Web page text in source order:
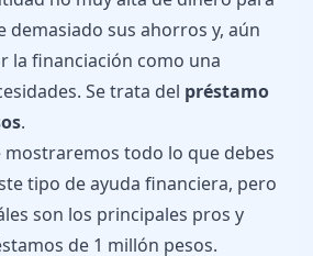
demasiado sus ahorros y, aún
la financiación como una
Se trata del préstamo
.
todo lo que debes
tipo de ayuda financiera, pero
son los principales pros y
de 1 millón pesos.